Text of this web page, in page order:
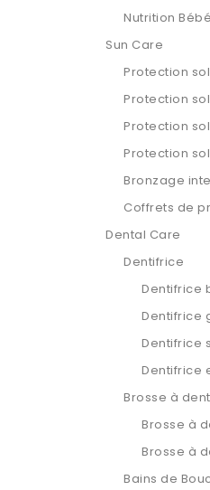
Nutrition Bébé
Sun Care
Protection
Protection
Protection
Protection
Bronzage
Coffrets de
Dental Care
Dentifrice
Dentifrice
Dentifrice
Dentifrice
Dentifrice
Brosse à
Brosse à
Brosse à
Bains de